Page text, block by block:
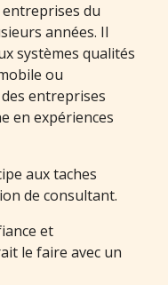
du
années. Il
systèmes qualités
ou
entreprises
en expériences
aux taches
de consultant.
et
le faire avec un